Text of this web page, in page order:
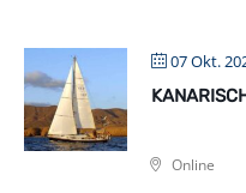
07 Okt.
Online